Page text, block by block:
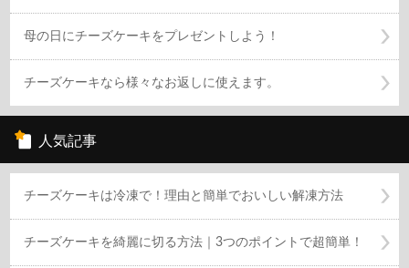
母の日にチーズケーキをプレゼントしよう！
チーズケーキなら様々なお返しに使えます。
人気記事
チーズケーキは冷凍で！理由と簡単でおいしい解凍方法
チーズケーキを綺麗に切る方法｜3つのポイントで超簡単！